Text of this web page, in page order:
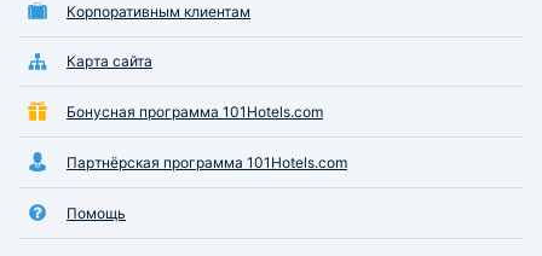
Корпоративным клиентам
Карта сайта
Бонусная программа 101Hotels.com
Партнёрская программа 101Hotels.com
Помощь